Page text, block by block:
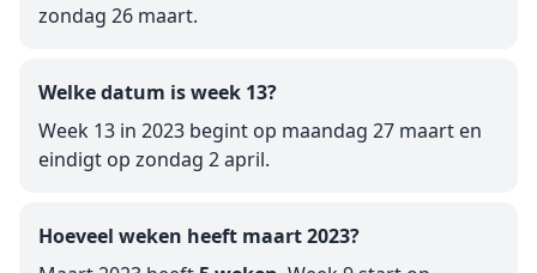
zondag 26 maart.
Welke datum is week 13?
Week 13 in 2023 begint op maandag 27 maart en
eindigt op zondag 2 april.
Hoeveel weken heeft maart 2023?